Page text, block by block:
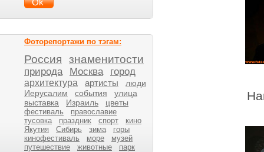
Фоторепортажи по тэгам:
Россия знаменитости
природа Москва город
архитектура артисты
люди
Иерусалим
события
улица
выставка
Израиль цветы
фестиваль
православие
тусовка
праздник спорт
кино
Якутия
Сибирь зима
горы
кинофестиваль
море
музей
путешествие
животные парк